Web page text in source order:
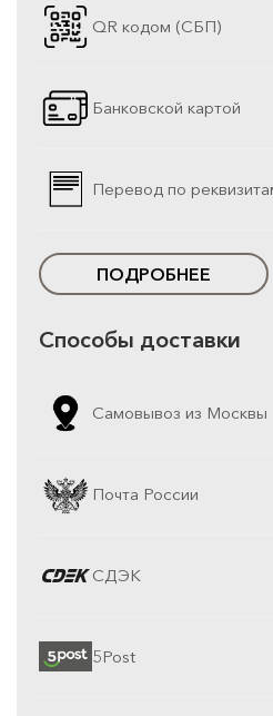
QR кодом (СБП)
Банковской картой
Перевод по
ПОДРОБНЕЕ
Способы доставки
Самовывоз из Москвы
Почта России
СДЭК
5Post